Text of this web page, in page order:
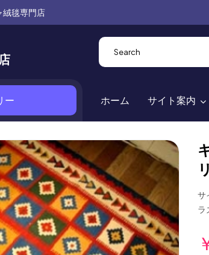
絨毯専門店
ー ホーム サイト案内
サ
ラ